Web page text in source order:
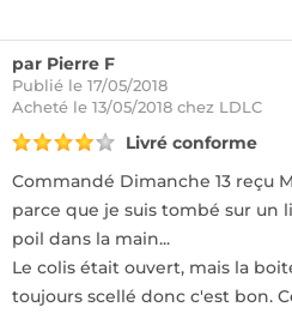
par Pierre F
Publié le 17/05/2018
Acheté le 13/05/2018 chez LDLC
Livré conforme
Commandé Dimanche 13 reçu
parce que je suis tombé sur un
poil dans la main...
Le colis était ouvert, mais la
toujours scellé donc c'est bon.